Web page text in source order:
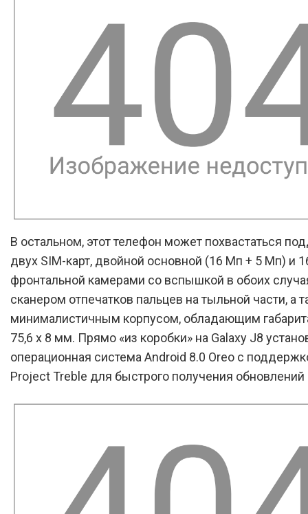
В остальном, этот телефон может похвастаться
двух SIM-карт, двойной основной (16 Мп + 5 Мп) и
фронтальной камерами со вспышкой в обоих
сканером отпечатков пальцев на тыльной части, а
минималистичным корпусом, обладающим
75,6 x 8 мм. Прямо «из коробки» на Galaxy J8
операционная система Android 8.0 Oreo с
Project Treble для быстрого получения